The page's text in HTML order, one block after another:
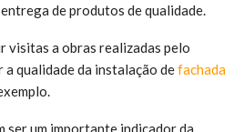
de produtos de qualidade.
visitas a obras realizadas pelo
qualidade da instalação defachada
ser um importante indicador da